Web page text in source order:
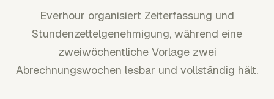
Everhour organisiert Zeiterfassung und
Stundenzettelgenehmigung, während eine
zweiwöchentliche Vorlage zwei
Abrechnungswochen lesbar und vollständig hält.